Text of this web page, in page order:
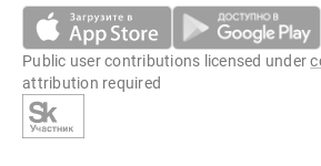
Public user contributions licensed under
attribution required